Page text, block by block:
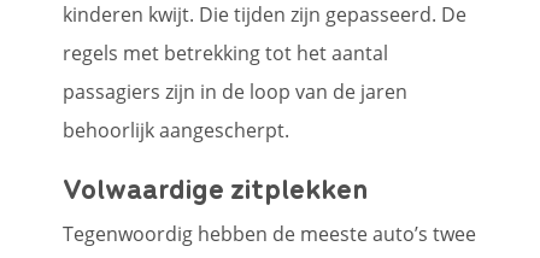
kinderen kwijt. Die tijden zijn gepasseerd. De
regels met betrekking tot het aantal
passagiers zijn in de loop van de jaren
behoorlijk aangescherpt.
Volwaardige zitplekken
Tegenwoordig hebben de meeste auto’s twee